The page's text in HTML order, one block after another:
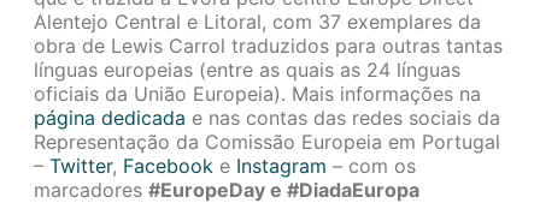
Alentejo Central e Litoral, com 37 exemplares da
obra de Lewis Carrol traduzidos para outras tantas
línguas europeias (entre as quais as 24 línguas
oficiais da União Europeia). Mais informações na
página dedicada e nas contas das redes sociais da
Representação da Comissão Europeia em Portugal
– Twitter, Facebook e Instagram – com os
marcadores #EuropeDay e #DiadaEuropa